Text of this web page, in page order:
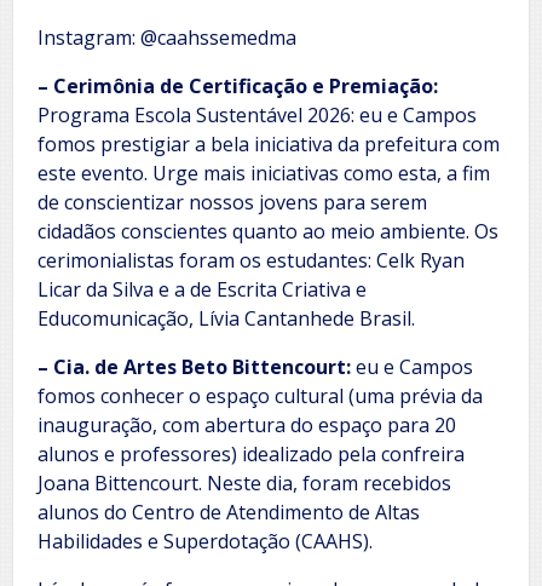
Instagram: @caahssemedma
– Cerimônia de Certificação e Premiação:
Programa Escola Sustentável 2026: eu e Campos
fomos prestigiar a bela iniciativa da prefeitura com
este evento. Urge mais iniciativas como esta, a fim
de conscientizar nossos jovens para serem
cidadãos conscientes quanto ao meio ambiente. Os
cerimonialistas foram os estudantes: Celk Ryan
Licar da Silva e a de Escrita Criativa e
Educomunicação, Lívia Cantanhede Brasil.
– Cia. de Artes Beto Bittencourt:eu e Campos
fomos conhecer o espaço cultural (uma prévia da
inauguração, com abertura do espaço para 20
alunos e professores) idealizado pela confreira
Joana Bittencourt. Neste dia, foram recebidos
alunos do Centro de Atendimento de Altas
Habilidades e Superdotação (CAAHS).